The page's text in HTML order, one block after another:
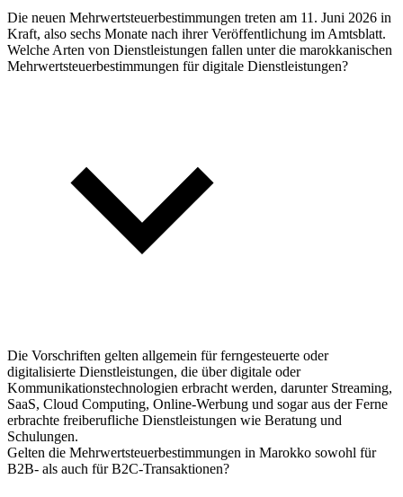
Die neuen Mehrwertsteuerbestimmungen treten am 11. Juni 2026 in
Kraft, also sechs Monate nach ihrer Veröffentlichung im Amtsblatt.
Welche Arten von Dienstleistungen fallen unter die marokkanischen
Mehrwertsteuerbestimmungen für digitale Dienstleistungen?
Die Vorschriften gelten allgemein für ferngesteuerte oder
digitalisierte Dienstleistungen, die über digitale oder
Kommunikationstechnologien erbracht werden, darunter Streaming,
SaaS, Cloud Computing, Online-Werbung und sogar aus der Ferne
erbrachte freiberufliche Dienstleistungen wie Beratung und
Schulungen.
Gelten die Mehrwertsteuerbestimmungen in Marokko sowohl für
B2B- als auch für B2C-Transaktionen?